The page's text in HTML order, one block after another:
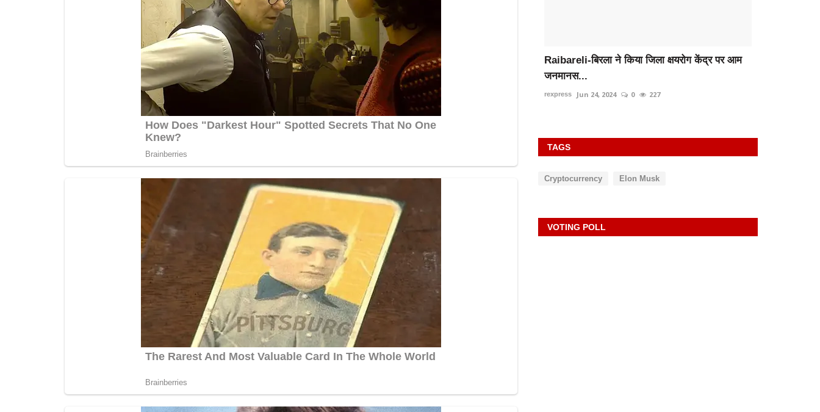
रायबरेली- दबंगो का कहेर घर में घुसकर की मारपीट,
Jun 24, 2023 0
भाजपा नेता नरेश अग्रवाल ने अल्पसंख्यकों से कहा- BJP
को...
rexpress Apr 23, 2023 0
Raibareli-बिरला ने किया जिला क्षयरोग केंद्र पर आम
जनमानस...
rexpress Jun 24, 2024 0 227
TAGS
Cryptocurrency Elon Musk
VOTING POLL